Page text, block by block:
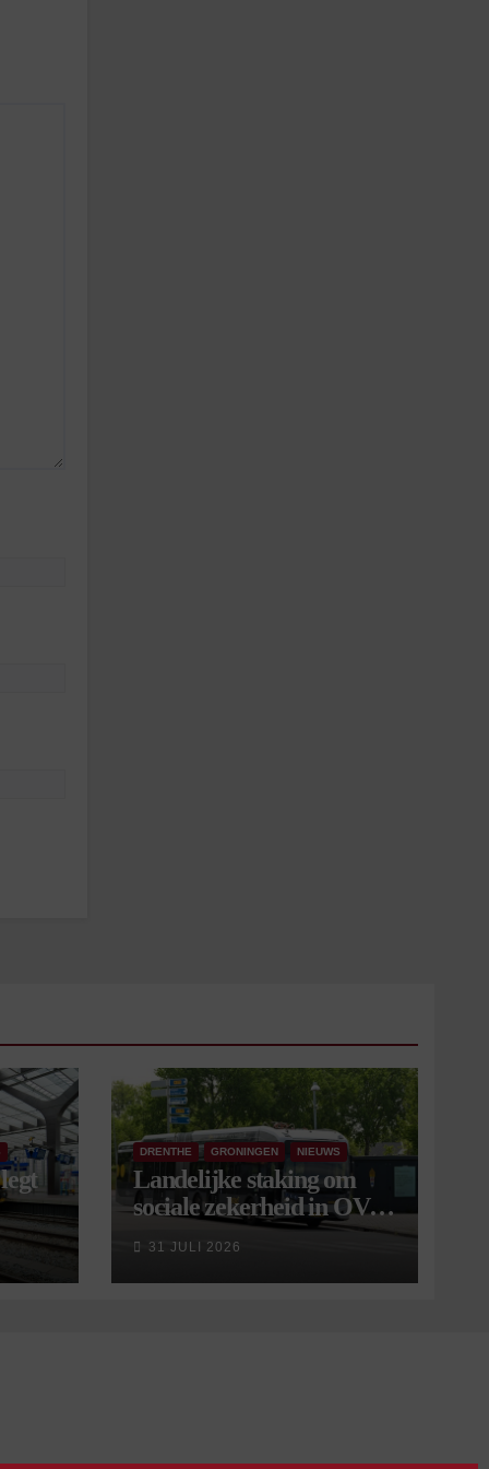
DRENTHE GRONINGEN NIEUWS
Landelijke staking om
sociale zekerheid in OV
aangekondigd voor 9
september
31 JULI 2026